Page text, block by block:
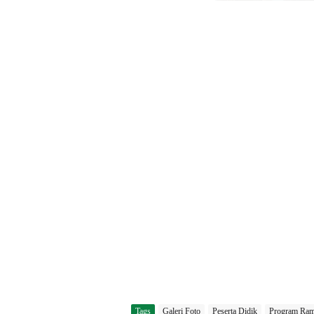
Tags Galeri Foto Peserta Didik Program